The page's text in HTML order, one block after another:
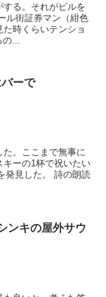
る。それがビルを
ル街証券マン（紺色
時くらいテンショ
...
ーで
。ここまで無事に
ーの1杯で祝いたい
発見した。 詩の朗読
ンキの屋外サウ